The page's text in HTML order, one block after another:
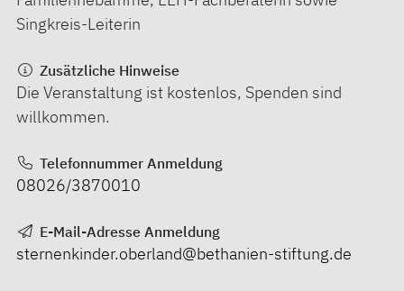
Singkreis-Leiterin
Zusätzliche Hinweise
Die Veranstaltung ist kostenlos, Spenden sind
willkommen.
Telefonnummer Anmeldung
08026/3870010
E-Mail-Adresse Anmeldung
sternenkinder.oberland@bethanien-stiftung.de